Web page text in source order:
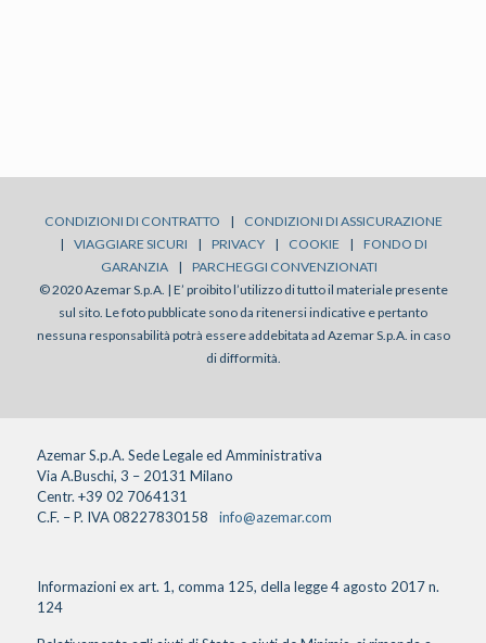
CONDIZIONI DI CONTRATTO |
CONDIZIONI DI ASSICURAZIONE
|
VIAGGIARE SICURI | PRIVACY | COOKIE |
FONDO DI
GARANZIA
|
PARCHEGGI CONVENZIONATI
© 2020 Azemar S.p.A. | E’ proibito l’utilizzo di tutto il materiale presente
sul sito. Le foto pubblicate sono da ritenersi indicative e pertanto
nessuna responsabilità potrà essere addebitata ad Azemar S.p.A. in caso
di difformità.
Azemar S.p.A. Sede Legale ed Amministrativa
Via A.Buschi, 3 – 20131 Milano
Centr. +39 02 7064131
C.F. – P. IVA 08227830158
info@azemar.com
Informazioni ex art. 1, comma 125, della legge 4 agosto 2017 n.
124